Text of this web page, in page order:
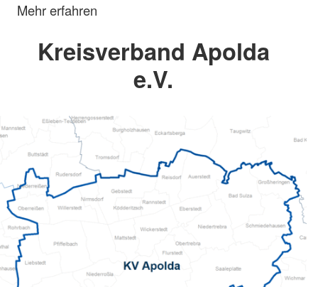
Mehr erfahren
Kreisverband Apolda
e.V.